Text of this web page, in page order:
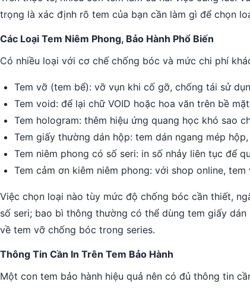
trọng là xác định rõ tem của bạn cần làm gì để chọn
Các Loại Tem Niêm Phong, Bảo Hành Phổ Biến
Có nhiều loại với cơ chế chống bóc và mức chi phí
Tem vỡ (tem bể): vỡ vụn khi cố gỡ, chống tái sử
Tem void: để lại chữ VOID hoặc hoa văn trên bề
Tem hologram: thêm hiệu ứng quang học khó sao
Tem giấy thường dán hộp: tem dán ngang mép
Tem niêm phong có số seri: in số nhảy liên tục để
Tem cảm ơn kiêm niêm phong: với shop online,
Việc chọn loại nào tùy mức độ chống bóc cần thiết,
số seri; bao bì thông thường có thể dùng tem giấy
về tem vỡ chống bóc trong series.
Thông Tin Cần In Trên Tem Bảo Hành
Một con tem bảo hành hiệu quả nên có đủ thông tin